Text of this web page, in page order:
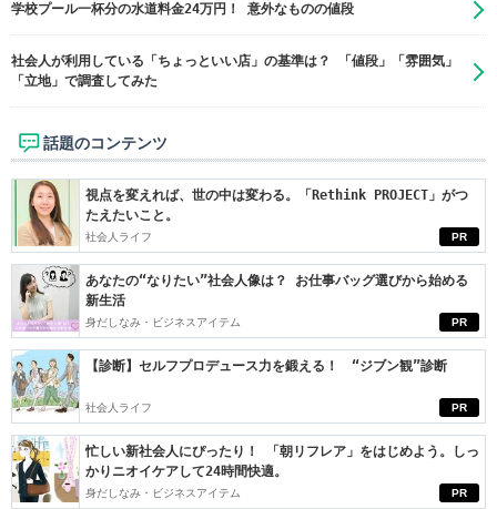
学校プール一杯分の水道料金24万円！ 意外なものの値段
社会人が利用している「ちょっといい店」の基準は？ 「値段」「雰囲気」
「立地」で調査してみた
話題のコンテンツ
PR
視点を変えれば、世の中は変わる。「Rethink PROJECT」がつ
たえたいこと。
社会人ライフ
PR
あなたの“なりたい”社会人像は？ お仕事バッグ選びから始める
新生活
身だしなみ・ビジネスアイテム
PR
【診断】セルフプロデュース力を鍛える！ “ジブン観”診断
社会人ライフ
PR
忙しい新社会人にぴったり！ 「朝リフレア」をはじめよう。しっ
かりニオイケアして24時間快適。
身だしなみ・ビジネスアイテム